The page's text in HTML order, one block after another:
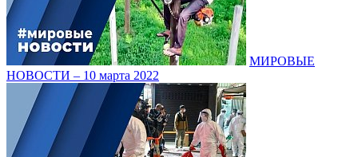
МИРОВЫЕ
НОВОСТИ – 10 марта 2022